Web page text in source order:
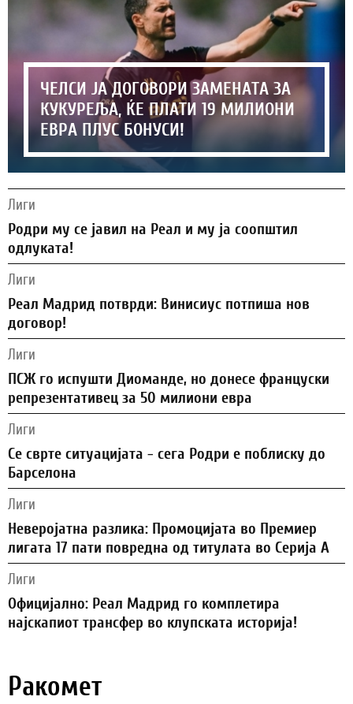
ЧЕЛСИ ЈА ДОГОВОРИ ЗАМЕНАТА ЗА
КУКУРЕЉА, ЌЕ ПЛАТИ 19 МИЛИОНИ
ЕВРА ПЛУС БОНУСИ!
Лиги
Родри му се јавил на Реал и му ја соопштил
одлуката!
Лиги
Реал Мадрид потврди: Винисиус потпиша нов
договор!
Лиги
ПСЖ го испушти Диоманде, но донесе француски
репрезентативец за 50 милиони евра
Лиги
Се сврте ситуацијата - сега Родри е поблиску до
Барселона
Лиги
Неверојатна разлика: Промоцијата во Премиер
лигата 17 пати повредна од титулата во Серија А
Лиги
Официјално: Реал Мадрид го комплетира
најскапиот трансфер во клупската историја!
Ракомет